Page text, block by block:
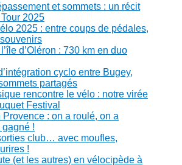
et sommets : un récit
2025
2025 : entre coups de pédales,
d’Oléron : 730 km en duo
cyclo entre Bugey,
partagés
rencontre le vélo : notre virée
Festival
Provence : on a roulé, on a
gagné !
club… avec moufles,
!
(et les autres) en vélocipède à